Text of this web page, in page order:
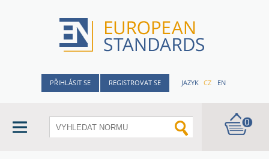
PŘIHLÁSIT SE REGISTROVAT SE JAZYK CZ EN
0